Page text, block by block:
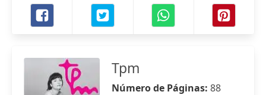
Tpm
Número de Páginas: 88